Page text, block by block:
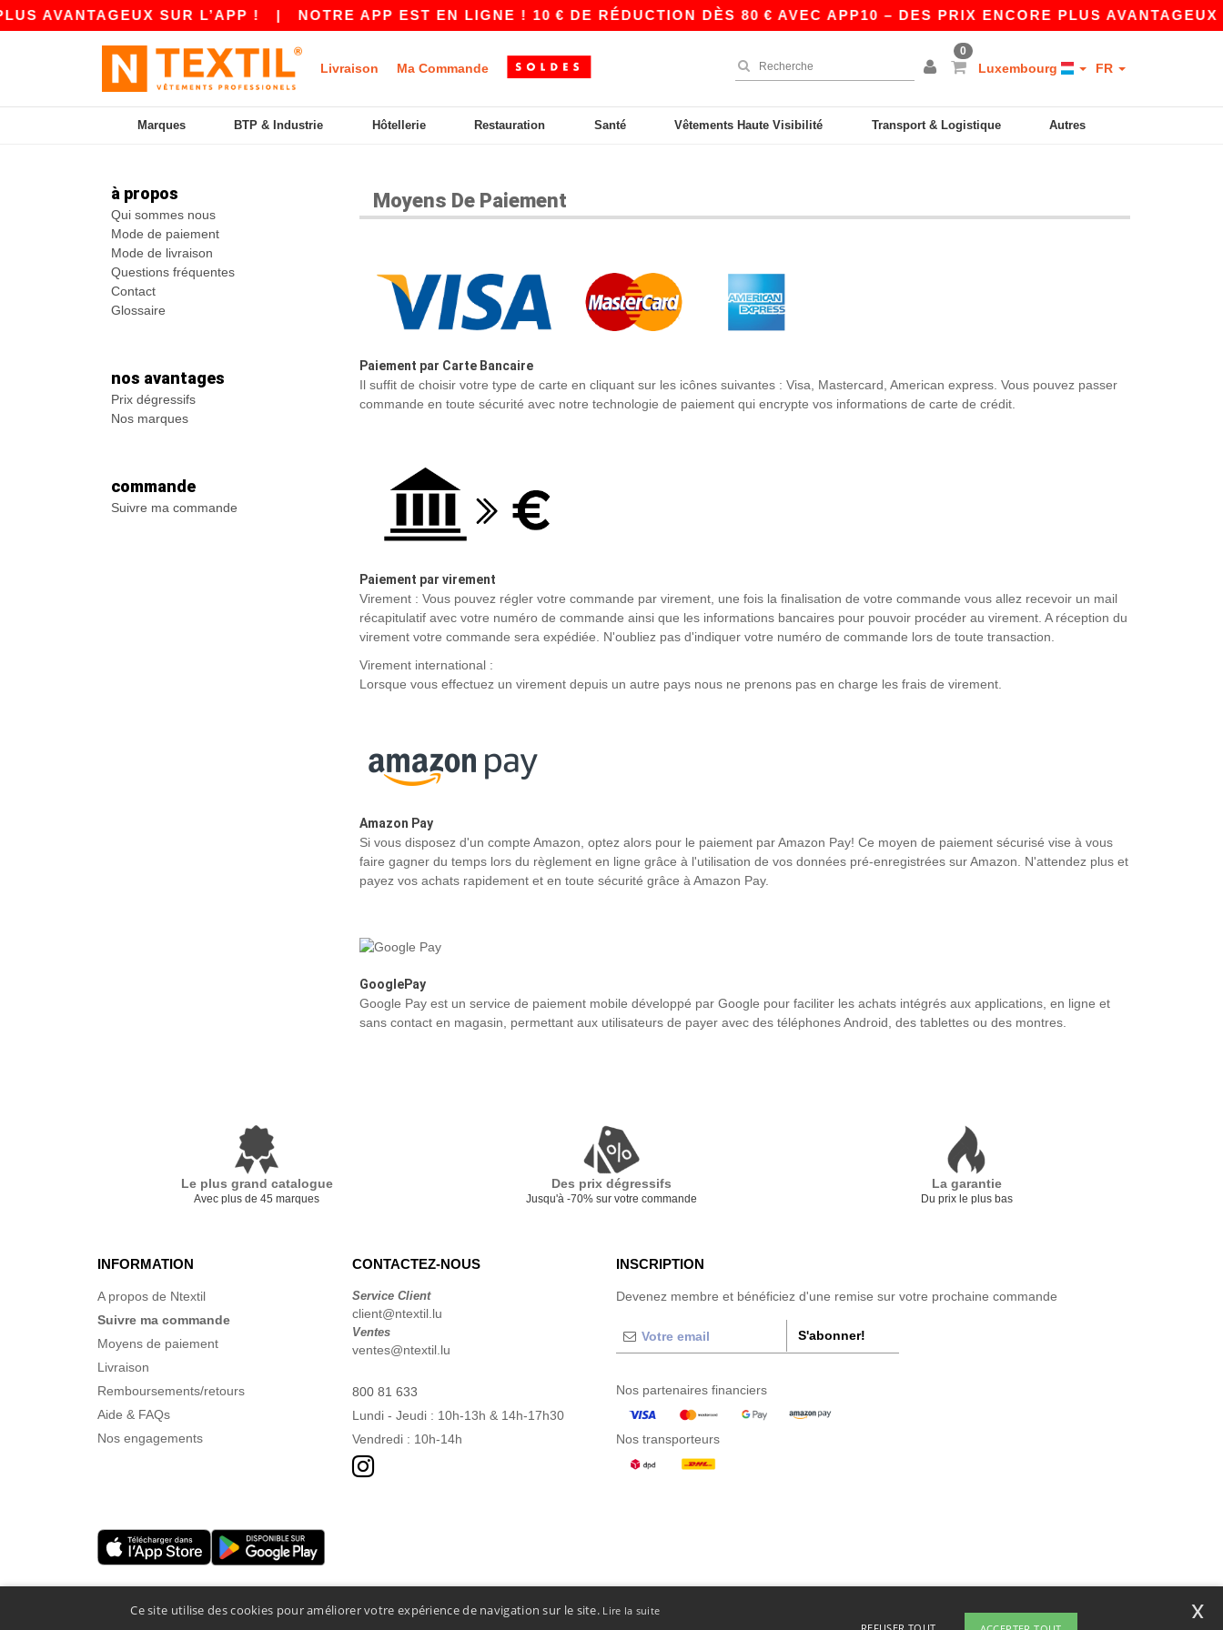
AVANTAGEUX SUR L’APP !| NOTRE APP EST EN LIGNE ! 10 € DE RÉDUCTION DÈS 80 € AVEC APP10 – DES PRIX ENCORE PLUS AVANTAGEUX
Livraison Ma Commande
0
Luxembourg FR
Marques BTP & Industrie Hôtellerie Restauration Santé Vêtements Haute Visibilité Transport & Logistique Autres
Moyens De Paiement
Paiement par Carte Bancaire
Il suffit de choisir votre type de carte en cliquant sur les icônes suivantes : Visa, Mastercard, American express. Vous pouvez passer
commande en toute sécurité avec notre technologie de paiement qui encrypte vos informations de carte de crédit.
Paiement par virement
Virement : Vous pouvez régler votre commande par virement, une fois la finalisation de votre commande vous allez recevoir un mail
récapitulatif avec votre numéro de commande ainsi que les informations bancaires pour pouvoir procéder au virement. A réception du
virement votre commande sera expédiée. N'oubliez pas d'indiquer votre numéro de commande lors de toute transaction.
Virement international :
Lorsque vous effectuez un virement depuis un autre pays nous ne prenons pas en charge les frais de virement.
Amazon Pay
Si vous disposez d'un compte Amazon, optez alors pour le paiement par Amazon Pay! Ce moyen de paiement sécurisé vise à vous
faire gagner du temps lors du règlement en ligne grâce à l'utilisation de vos données pré-enregistrées sur Amazon. N'attendez plus et
payez vos achats rapidement et en toute sécurité grâce à Amazon Pay.
GooglePay
Google Pay est un service de paiement mobile développé par Google pour faciliter les achats intégrés aux applications, en ligne et
sans contact en magasin, permettant aux utilisateurs de payer avec des téléphones Android, des tablettes ou des montres.
à propos
Qui sommes nous
Mode de paiement
Mode de livraison
Questions fréquentes
Contact
Glossaire
nos avantages
Prix dégressifs
Nos marques
commande
Suivre ma commande
Le plus grand catalogue
Avec plus de 45 marques
Des prix dégressifs
Jusqu'à -70% sur votre commande
La garantie
Du prix le plus bas
INFORMATION
A propos de Ntextil
Suivre ma commande
Moyens de paiement
Livraison
Remboursements/retours
Aide & FAQs
Nos engagements
CONTACTEZ-NOUS
Service Client
client@ntextil.lu
Ventes
ventes@ntextil.lu
800 81 633
Lundi - Jeudi : 10h-13h & 14h-17h30
Vendredi : 10h-14h
INSCRIPTION
Devenez membre et bénéficiez d'une remise sur votre prochaine commande
S'abonner!
Nos partenaires financiers
Nos transporteurs
Ce site utilise des cookies pour améliorer votre expérience de navigation sur le site. Lire la suite
REFUSER TOUT
x